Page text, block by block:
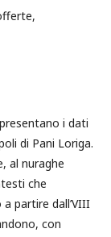
i dati
di Pani Loriga.
al nuraghe
che
partire dall’VIII
con